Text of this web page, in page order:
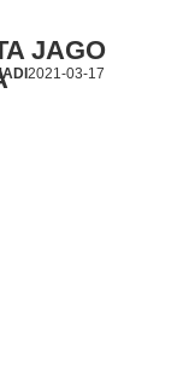
JAGO
2021-03-17